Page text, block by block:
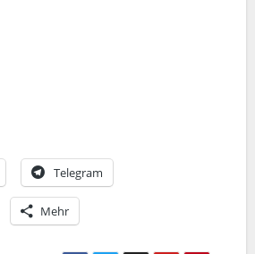
Tele­gram
Mehr